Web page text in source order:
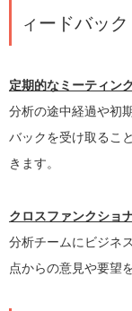
ィードバック
定期的なミーティン
分析の途中経過や初
バックを受け取るこ
きます。
クロスファンクショ
分析チームにビジネ
点からの意見や要望